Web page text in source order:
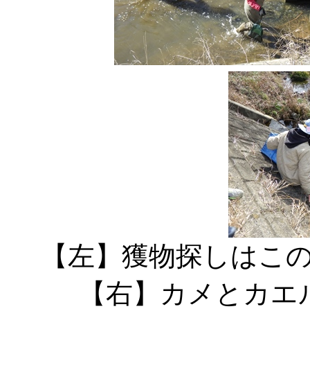
【左】獲物探しは
【右】カメとカ